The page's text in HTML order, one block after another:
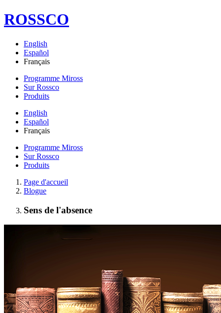
ROSSCO
English
Español
Français
Programme Miross
Sur Rossco
Produits
English
Español
Français
Programme Miross
Sur Rossco
Produits
Page d'accueil
Blogue
Sens de l'absence